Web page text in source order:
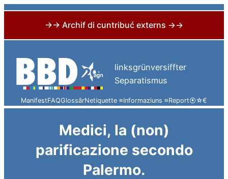
→→ Archif di cuntribuć externs →→
content
linksgrünversiffter
Separatismus
ManifestFAQGlossârNetiquette ≡Informaziuns ≡Report⦿☆€
Medici, la (non)
parificazione secondo
Palermo.